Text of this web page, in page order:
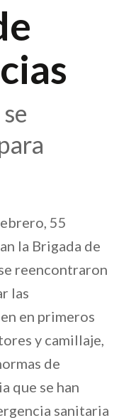
55
la Brigada de
reencontraron
las
en primeros
y camillaje,
de
que se han
sanitaria